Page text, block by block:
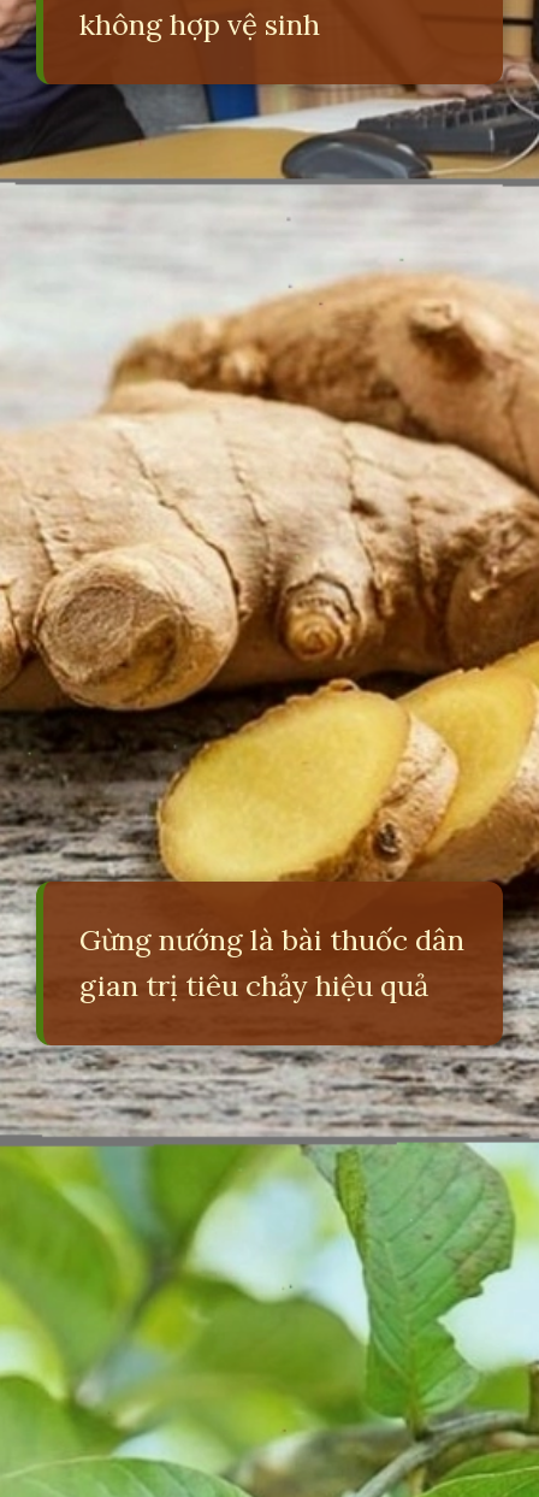
không hợp vệ sinh
Gừng nướng là bài thuốc dân
gian trị tiêu chảy hiệu quả
Đang mở https://erci.edu.vn/meo-dan-gian-chua-dau-bung-di-ngoai